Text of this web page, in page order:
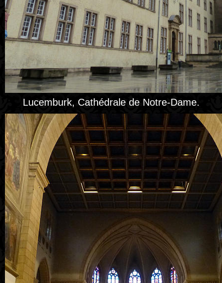
Lucemburk, Cathédrale de Notre-Dame.